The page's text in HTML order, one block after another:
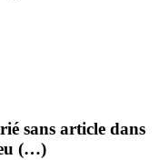
sans article dans
(…)